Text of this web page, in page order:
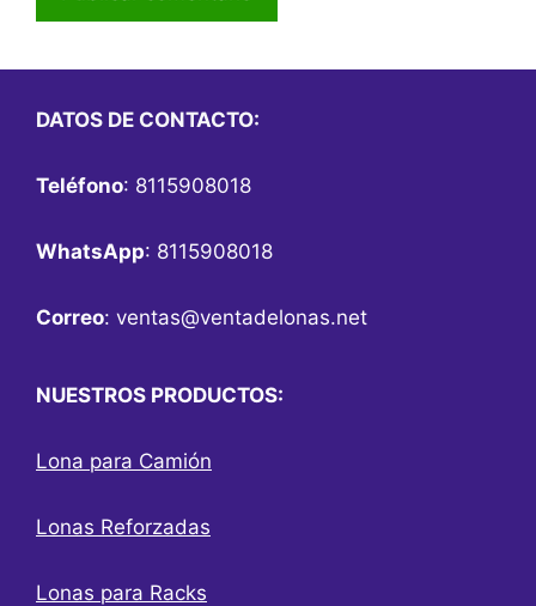
DATOS DE CONTACTO:
Teléfono: 8115908018
WhatsApp: 8115908018
Correo: ventas@ventadelonas.net
NUESTROS PRODUCTOS:
Lona para Camión
Lonas Reforzadas
Lonas para Racks